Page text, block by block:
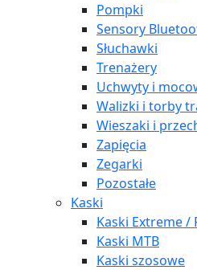
Pompki
Sensory
Słuchawki
Trenażery
Uchwyty i
Walizki i torby
Wieszaki i
Zapięcia
Zegarki
Pozostałe
Kaski
Kaski Extreme /
Kaski MTB
Kaski szosowe